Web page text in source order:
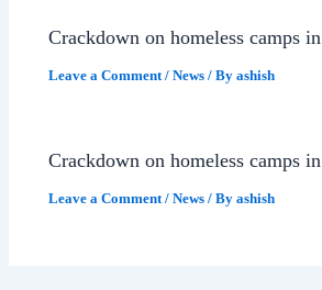
Crackdown on homeless camps
Leave a Comment /News / Byashish
Crackdown on homeless camps
Leave a Comment /News / Byashish